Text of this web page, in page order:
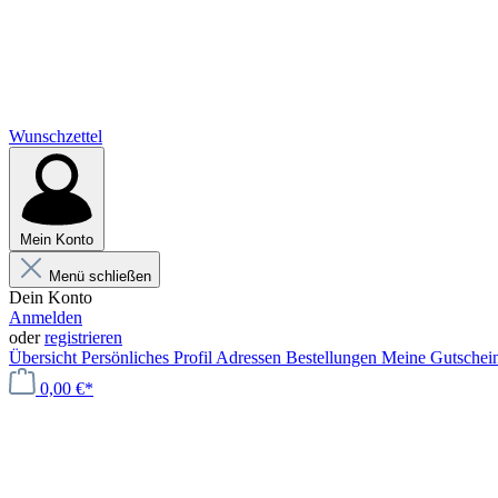
Wunschzettel
Mein Konto
Menü schließen
Dein Konto
Anmelden
oderregistrieren
Übersicht Persönliches Profil Adressen Bestellungen Meine
0,00 €*